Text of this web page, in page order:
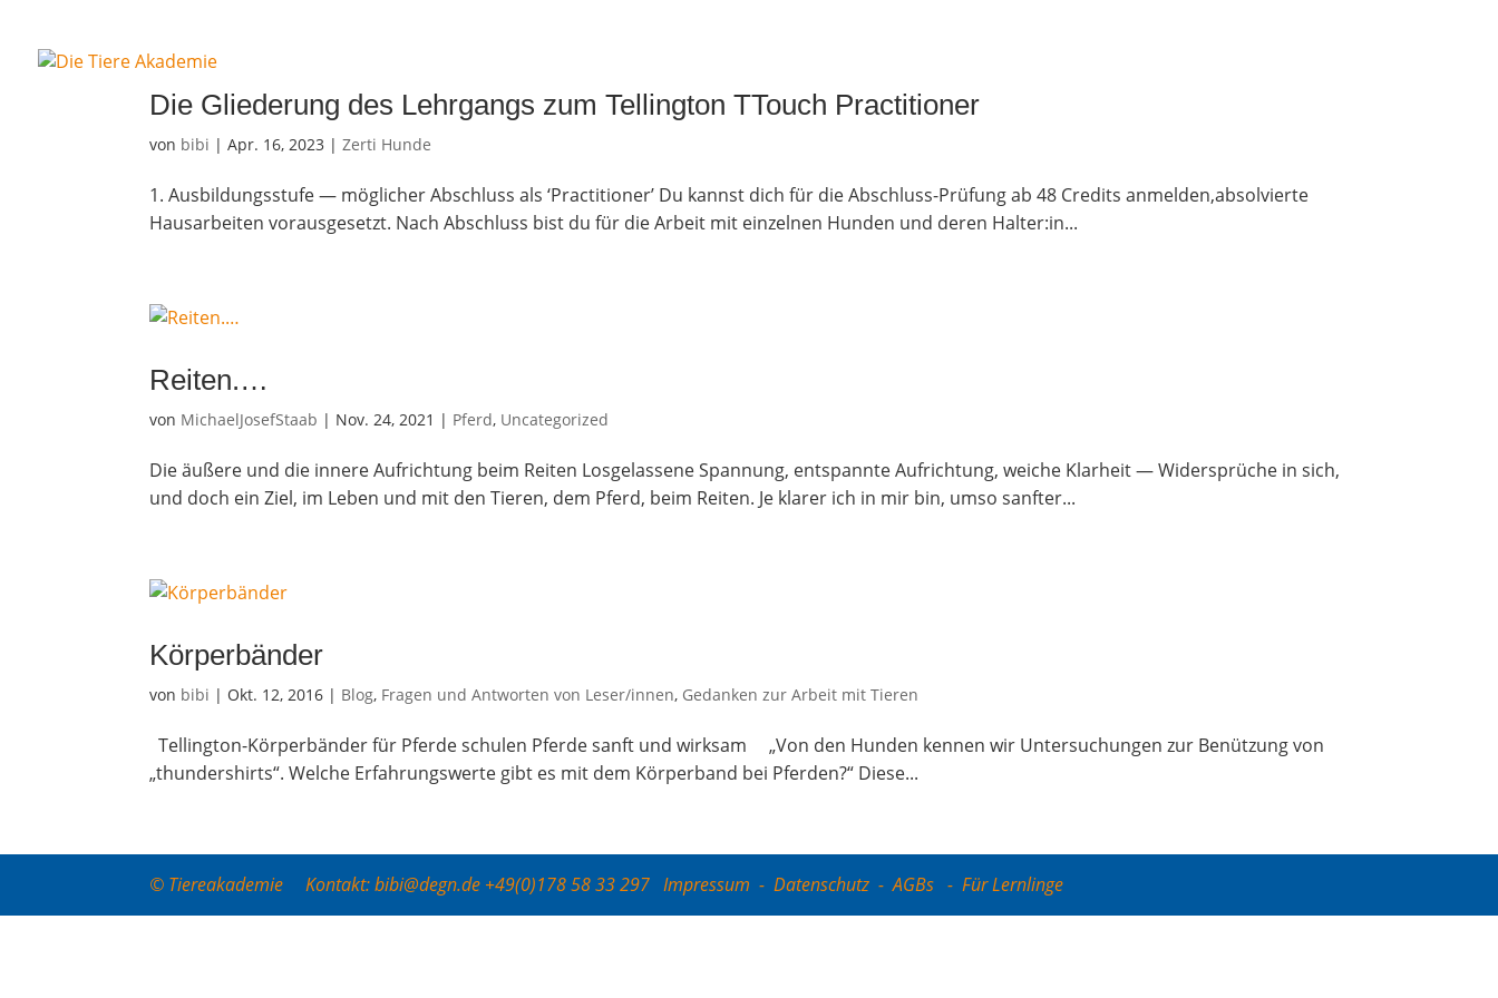
Die Glie­de­rung des Lehr­gangs zum Tel­ling­ton TTouch Practitioner
von bibi |Apr. 16, 2023 |Zerti Hunde
1. Aus­bil­dungs­stu­fe — mög­li­cher Abschluss als ‘Prac­ti­tio­ner’ Du kannst dich für die Abschluss-Prü­fung ab 48 Cre­dits anmelden,absolvierte
Haus­ar­bei­ten vorausgesetzt. Nach Abschluss bist du für die Arbeit mit ein­zel­nen Hun­den und deren Halter:in...
Rei­ten.…
von MichaelJosefStaab | Nov. 24, 2021 | Pferd, Uncategorized
Die äuße­re und die inne­re Auf­rich­tung beim Reiten Los­ge­las­se­ne Span­nung, ent­spann­te Auf­rich­tung, wei­che Klar­heit — Wider­sprü­che in sich,
und doch ein Ziel, im Leben und mit den Tie­ren, dem Pferd, beim Rei­ten. Je kla­rer ich in mir bin, umso sanf­ter...
Kör­per­bän­der
von bibi | Okt. 12, 2016 | Blog, Fragen und Antworten von Leser/innen, Gedanken zur Arbeit mit Tieren
Tel­ling­ton-Kör­per­bän­der für Pferde schu­len Pfer­de sanft und wirksam „Von den Hun­den ken­nen wir Unter­su­chun­gen zur Benüt­zung von
„thun­der­shirts“. Wel­che Erfah­rungs­wer­te gibt es mit dem Kör­per­band bei Pferden?“ Die­se...
© Tiereakademie Kontakt: bibi@degn.de +49(0)178 58 33 297Impressum -Datenschutz -AGBs -Für Lernlinge